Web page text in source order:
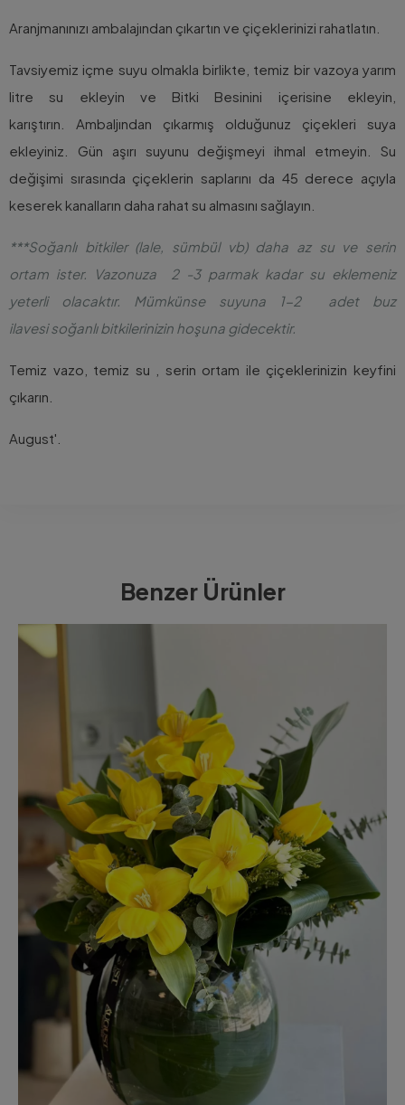
Aranjmanınızı ambalajından çıkartın ve çiçeklerinizi rahatlatın.
Tavsiyemiz içme suyu olmakla birlikte, temiz bir vazoya yarım
litre su ekleyin ve Bitki Besinini içerisine ekleyin,
karıştırın. Ambaljından çıkarmış olduğunuz çiçekleri suya
ekleyiniz. Gün aşırı suyunu değişmeyi ihmal etmeyin. Su
değişimi sırasında çiçeklerin saplarını da 45 derece açıyla
keserek kanalların daha rahat su almasını sağlayın.
***Soğanlı bitkiler (lale, sümbül vb) daha az su ve serin
ortam ister. Vazonuza 2 -3 parmak kadar su eklemeniz
yeterli olacaktır. Mümkünse suyuna 1-2 adet buz
ilavesi soğanlı bitkilerinizin hoşuna gidecektir.
Temiz vazo, temiz su , serin ortam ile çiçeklerinizin keyfini
çıkarın.
August'.
Benzer Ürünler